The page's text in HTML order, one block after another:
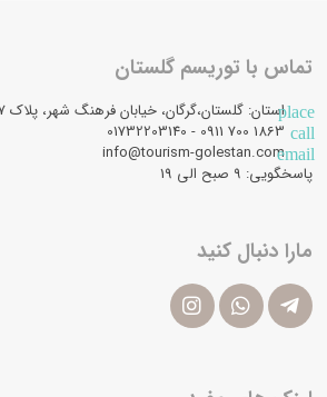
تماس با توریسم گلستان
placeاستان: گلستان،گرگان، خیابان فرهنگ شهر، پلاک 17، طبقه: همکف،
call
email
info@tourism-golestan.com
پاسخگویی: ۹ صبح الی 19
مارا دنبال کنید